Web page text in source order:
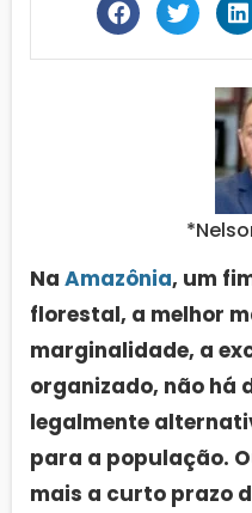
Na Amazônia, um
florestal, a melhor
marginalidade, a
organizado, não há
legalmente
para a população.
mais a curto prazo